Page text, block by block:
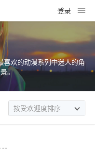
登录
喜欢的动漫系列中迷人的角
。
按受欢迎度排序
--